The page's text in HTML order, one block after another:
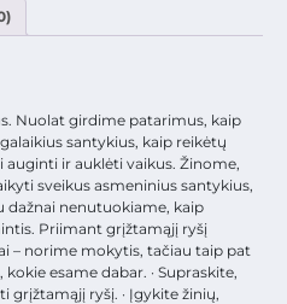
Nuolat girdime patarimus, kaip
santykius, kaip reikėtų
ir auklėti vaikus. Žinome,
sveikus asmeninius santykius,
dažnai nenutuokiame, kaip
Priimant grįžtamąjį ryšį
– norime mokytis, tačiau taip pat
esame dabar. · Supraskite,
ryšį. · Įgykite žinių,